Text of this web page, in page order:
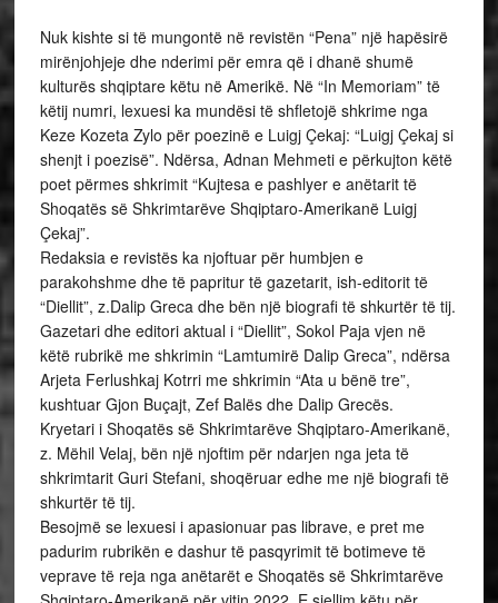
Nuk kishte si të mungontë në revistën “Pena” një hapësirë
mirënjohjeje dhe nderimi për emra që i dhanë shumë
kulturës shqiptare këtu në Amerikë. Në “In Memoriam” të
këtij numri, lexuesi ka mundësi të shfletojë shkrime nga
Keze Kozeta Zylo për poezinë e Luigj Çekaj: “Luigj Çekaj si
shenjt i poezisë”. Ndërsa, Adnan Mehmeti e përkujton këtë
poet përmes shkrimit “Kujtesa e pashlyer e anëtarit të
Shoqatës së Shkrimtarëve Shqiptaro-Amerikanë Luigj
Çekaj”.
Redaksia e revistës ka njoftuar për humbjen e
parakohshme dhe të papritur të gazetarit, ish-editorit të
“Diellit”, z.Dalip Greca dhe bën një biografi të shkurtër të tij.
Gazetari dhe editori aktual i “Diellit”, Sokol Paja vjen në
këtë rubrikë me shkrimin “Lamtumirë Dalip Greca”, ndërsa
Arjeta Ferlushkaj Kotrri me shkrimin “Ata u bënë tre”,
kushtuar Gjon Buçajt, Zef Balës dhe Dalip Grecës.
Kryetari i Shoqatës së Shkrimtarëve Shqiptaro-Amerikanë,
z. Mëhil Velaj, bën një njoftim për ndarjen nga jeta të
shkrimtarit Guri Stefani, shoqëruar edhe me një biografi të
shkurtër të tij.
Besojmë se lexuesi i apasionuar pas librave, e pret me
padurim rubrikën e dashur të pasqyrimit të botimeve të
veprave të reja nga anëtarët e Shoqatës së Shkrimtarëve